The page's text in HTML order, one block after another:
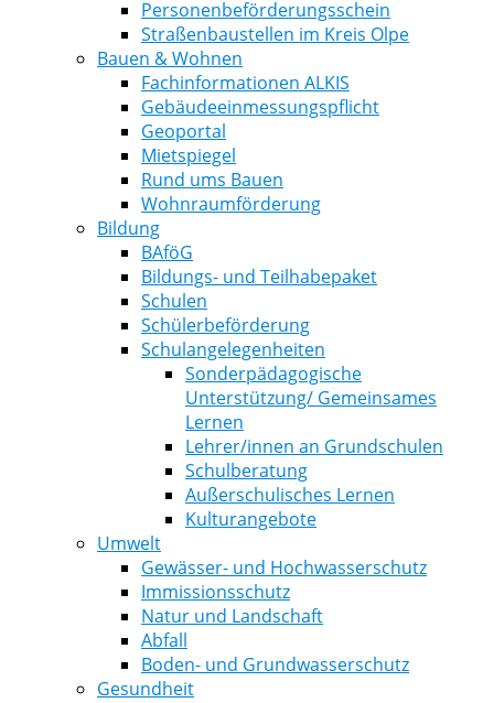
Personenbeförderungsschein
Straßenbaustellen im Kreis Olpe
Bauen & Wohnen
Fachinformationen ALKIS
Gebäudeeinmessungspflicht
Geoportal
Mietspiegel
Rund ums Bauen
Wohnraumförderung
Bildung
BAföG
Bildungs- und Teilhabepaket
Schulen
Schülerbeförderung
Schulangelegenheiten
Sonderpädagogische
Unterstützung/ Gemeinsames
Lernen
Lehrer/innen an Grundschulen
Schulberatung
Außerschulisches Lernen
Kulturangebote
Umwelt
Gewässer- und Hochwasserschutz
Immissionsschutz
Natur und Landschaft
Abfall
Boden- und Grundwasserschutz
Gesundheit